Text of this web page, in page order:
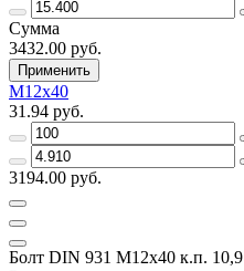
Сумма
3432.00 руб.
Применить
М12х40
31.94 руб.
3194.00 руб.
Болт DIN 931 М12х40 к.п. 10,9